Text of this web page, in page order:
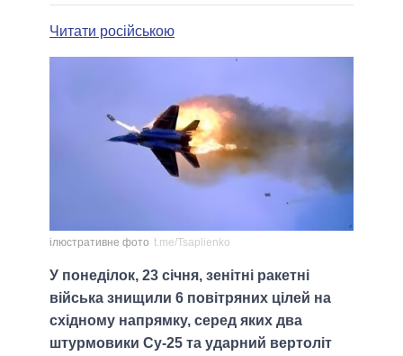
ПОРІВНЯННЯ ПОЛІТИКІВ
Читати російською
ілюстративне фото t.me/Tsaplienko
У понеділок, 23 січня, зенітні ракетні
війська знищили 6 повітряних цілей на
східному напрямку, серед яких два
штурмовики Су-25 та ударний вертоліт